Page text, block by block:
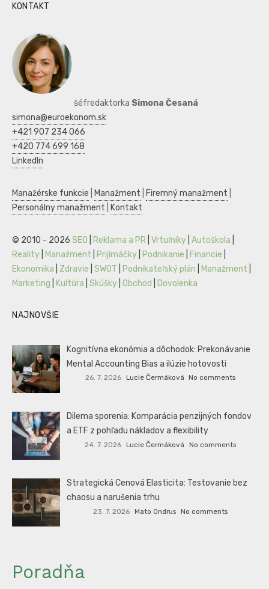
KONTAKT
šéfredaktorka Simona Česaná
simona@euroekonom.sk
+421 907 234 066
+420 774 699 168
LinkedIn
Manažérske funkcie Manažment Firemný manažment
Personálny manažment
Kontakt
© 2010 - 2026 SEO Reklama a PR Vrtuľníky Autoškola
Reality
Manažment Prijímáčky Podnikanie Financie
Ekonomika
Zdravie SWOT Podnikateľský plán Manažment
Marketing
Kultúra Skúšky Obchod Dovolenka
NAJNOVŠIE
Kognitívna ekonómia a dôchodok: Prekonávanie
Mental Accounting Bias a ilúzie hotovosti
26. 7. 2026 Lucie Čermáková No comments
Dilema sporenia: Komparácia penzijných fondov
a ETF z pohľadu nákladov a flexibility
24. 7. 2026 Lucie Čermáková No comments
Strategická Cenová Elasticita: Testovanie bez
chaosu a narušenia trhu
23. 7. 2026 Mato Ondrus No comments
Poradňa